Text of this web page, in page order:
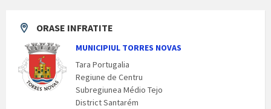
ORASE INFRATITE
MUNICIPIUL TORRES NOVAS
Tara Portugalia
Regiune de Centru
Subregiunea Médio Tejo
District Santarém